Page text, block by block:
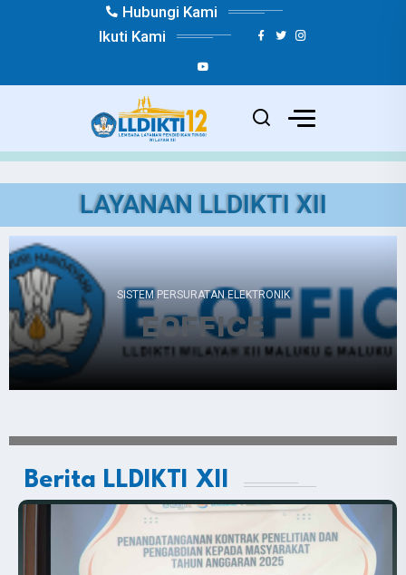
Hubungi Kami
Ikuti Kami
LAYANAN LLDIKTI XII
SISTEM PERSURATAN ELEKTRONIK
EOFFICE
Berita LLDIKTI XII